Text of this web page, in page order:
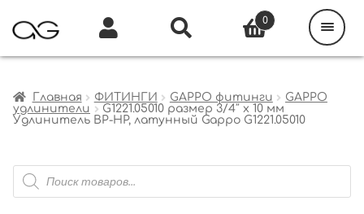
Главная ФИТИНГИ GAPPO фитинги
GAPPO
удлинители
G1221.05010 размер 3/4″ x 10 мм
Удлинитель ВР-НР, латунный Gappo G1221.05010
Поиск
товаров
0